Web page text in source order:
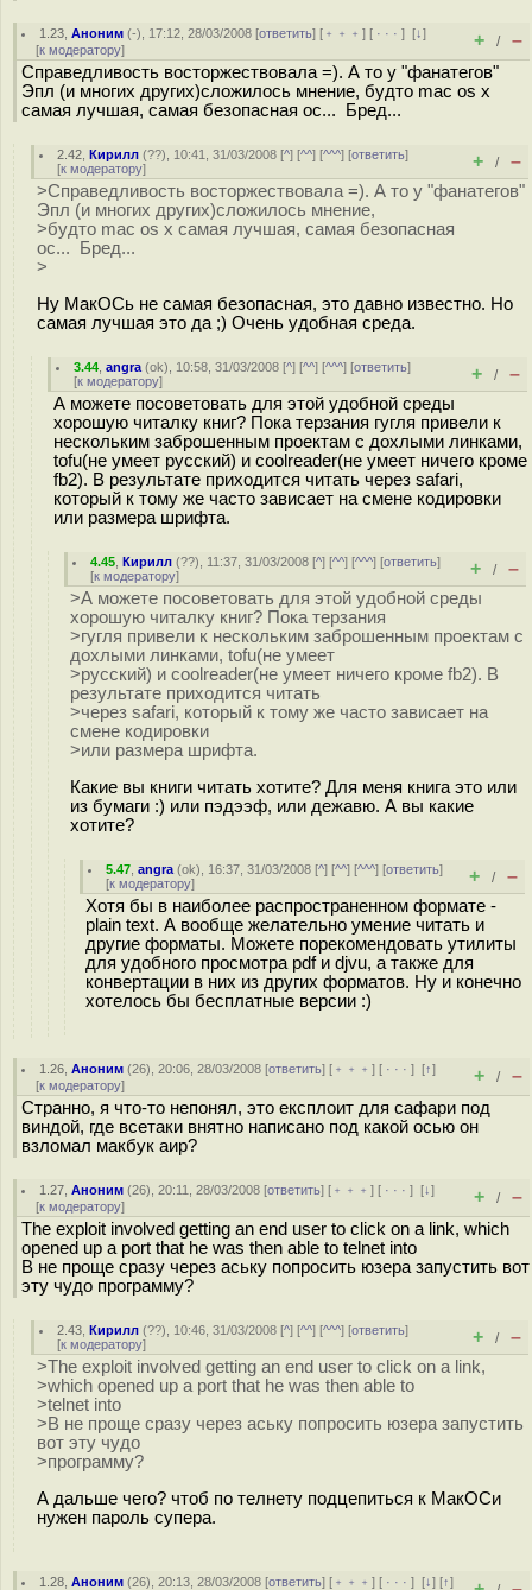
1.23 ,Аноним (-), 17:12, 28/03/2008 [ответить] [ ﹢﹢﹢] [ · · ·][↓]
[к модератору] + / –
Справедливость восторжествовала =). А то у "фанатегов"
Эпл (и многих других)сложилось мнение, будто mac os x
самая лучшая, самая безопасная ос... Бред...
2.42 ,Кирилл (??), 10:41, 31/03/2008 [^] [^^] [^^^] [ответить]
[к модератору] + / –
>Справедливость восторжествовала =). А то у "фанатегов"
Эпл (и многих других)сложилось мнение,
>будто mac os x самая лучшая, самая безопасная
ос... Бред...
>
Ну МакОСь не самая безопасная, это давно известно. Но
самая лучшая это да ;) Очень удобная среда.
3.44 ,angra (ok), 10:58, 31/03/2008 [^] [^^] [^^^] [ответить]
[к модератору] + / –
А можете посоветовать для этой удобной среды
хорошую читалку книг? Пока терзания гугля привели к
нескольким заброшенным проектам с дохлыми линками,
tofu(не умеет русский) и coolreader(не умеет ничего кроме
fb2). В результате приходится читать через safari,
который к тому же часто зависает на смене кодировки
или размера шрифта.
4.45 ,Кирилл (??), 11:37, 31/03/2008 [^] [^^] [^^^] [ответить]
[к модератору] + / –
>А можете посоветовать для этой удобной среды
хорошую читалку книг? Пока терзания
>гугля привели к нескольким заброшенным проектам с
дохлыми линками, tofu(не умеет
>русский) и coolreader(не умеет ничего кроме fb2). В
результате приходится читать
>через safari, который к тому же часто зависает на
смене кодировки
>или размера шрифта.
Какие вы книги читать хотите? Для меня книга это или
из бумаги :) или пэдээф, или дежавю. А вы какие
хотите?
5.47 ,angra (ok), 16:37, 31/03/2008 [^] [^^] [^^^] [ответить]
[к модератору] + / –
Хотя бы в наиболее распространенном формате -
plain text. А вообще желательно умение читать и
другие форматы. Можете порекомендовать утилиты
для удобного просмотра pdf и djvu, а также для
конвертации в них из других форматов. Ну и конечно
хотелось бы бесплатные версии :)
1.26 ,Аноним (26), 20:06, 28/03/2008 [ответить] [ ﹢﹢﹢] [ · · ·][↑]
[к модератору] + / –
Странно, я что-то непонял, это експлоит для сафари под
виндой, где всетаки внятно написано под какой осью он
взломал макбук аир?
1.27 ,Аноним (26), 20:11, 28/03/2008 [ответить] [ ﹢﹢﹢] [ · · ·][↓]
[к модератору] + / –
The exploit involved getting an end user to click on a link, which
opened up a port that he was then able to telnet into
В не проще сразу через аську попросить юзера запустить вот
эту чудо программу?
2.43 ,Кирилл (??), 10:46, 31/03/2008 [^] [^^] [^^^] [ответить]
[к модератору] + / –
>The exploit involved getting an end user to click on a link,
>which opened up a port that he was then able to
>telnet into
>В не проще сразу через аську попросить юзера запустить
вот эту чудо
>программу?
А дальше чего? чтоб по телнету подцепиться к МакОСи
нужен пароль супера.
1.28 ,Аноним (26), 20:13, 28/03/2008 [ответить] [ ﹢﹢﹢] [ · · ·][↓] [↑]